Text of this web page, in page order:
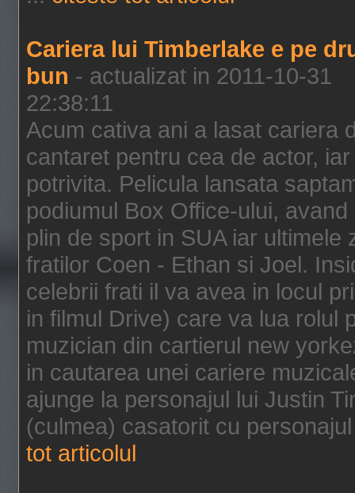
Cariera lui Timberlake e pe
bun - actualizat in 2011-10-31
22:38:11
Acum cativa ani a lasat cariera
cantaret pentru cea de actor,
potrivita. Pelicula lansata
podiumul Box Office-ului,
plin de sport in SUA iar
fratilor Coen - Ethan si Joel.
celebrii frati il va avea in locul
in filmul Drive) care va lua rolul
muzician din cartierul new
in cautarea unei cariere
ajunge la personajul lui Justin
(culmea) casatorit cu
tot articolul